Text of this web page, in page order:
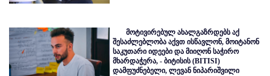
მოტივირებულ ახალგაზრდებს აქ
შესაძლებლობა აქვთ ისწავლონ, მოიტანონ
საკუთარი იდეები და მიიღონ საჭირო
მხარდაჭერა, - ბიტისის (BITISI)
დამფუძნებელი, ლევან ნიპარიშვილი